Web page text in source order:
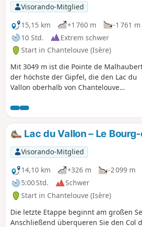
Visorando-Mitglied
15,15 km
+1 760 m
-1 761 m
10 Std.
Extrem schwer
Start in Chantelouve (Isère)
Mit 3049 m ist die Pointe de
der höchste der Gipfel, die den Lac du
Vallon oberhalb von Chantelouve
Panorama mit 360°-Ausblick auf alle
Alpenmassive.Steinböcke, Gämsen und
Gänsegeier sind auf den Gipfeln und
den umliegenden Hängen anzutreffen.
Achtung:Um den Gipfel zu erreichen,
muss man das Klettern auf Graten
(Schwierigkeitsgrad 3, allgegenwärtige
Abgründe) sowohl beim Aufstieg als
auch beim Abstieg beherrschen. Die
Schneefelder erfordern Steigeisen und
Eispickel sowie einen frühen Aufbruch.
Lac du Vallon – Le
Visorando-Mitglied
14,10 km
+326 m
-2 099 m
5:00 Std.
Schwer
Start in Chantelouve (Isère)
Die letzte Etappe beginnt am großen
Anschließend überqueren Sie den Col